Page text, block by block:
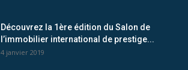
Découvrez la 1ère édition du Salon de
l’immobilier international de prestige...
4 janvier 2019